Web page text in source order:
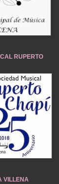
RUPERTO
VILLENA